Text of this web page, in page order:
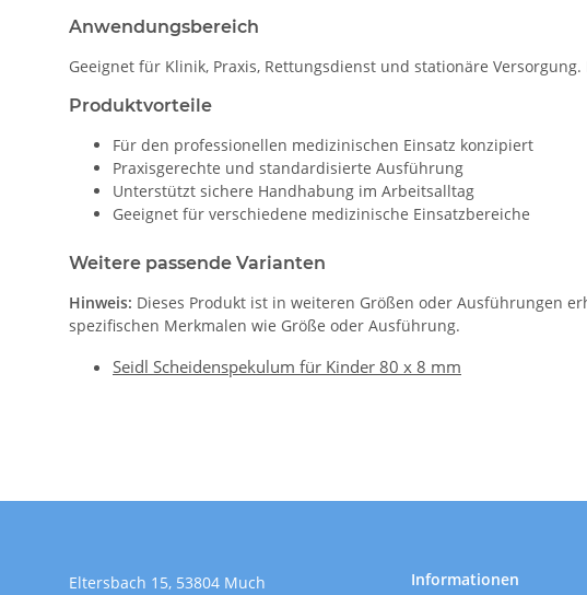
Anwendungsbereich
Geeignet für Klinik, Praxis, Rettungsdienst und stationäre
Produktvorteile
Für den professionellen medizinischen Einsatz konzipiert
Praxisgerechte und standardisierte Ausführung
Unterstützt sichere Handhabung im Arbeitsalltag
Geeignet für verschiedene medizinische Einsatzbereiche
Weitere passende Varianten
Hinweis: Dieses Produkt ist in weiteren Größen oder Ausführungen
spezifischen Merkmalen wie Größe oder Ausführung.
Seidl Scheidenspekulum für Kinder 80 x 8 mm
Eltersbach 15, 53804 Much
Informationen